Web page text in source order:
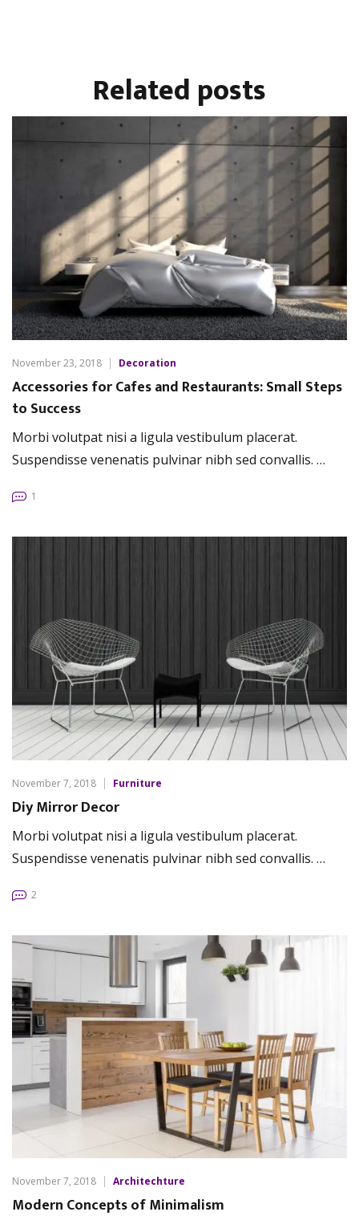
Related posts
November 23, 2018 Decoration
Accessories for Cafes and Restaurants: Small Steps
to Success
Morbi volutpat nisi a ligula vestibulum placerat.
Suspendisse venenatis pulvinar nibh sed convallis. …
1
November 7, 2018 Furniture
Diy Mirror Decor
Morbi volutpat nisi a ligula vestibulum placerat.
Suspendisse venenatis pulvinar nibh sed convallis. …
2
November 7, 2018 Architechture
Modern Concepts of Minimalism